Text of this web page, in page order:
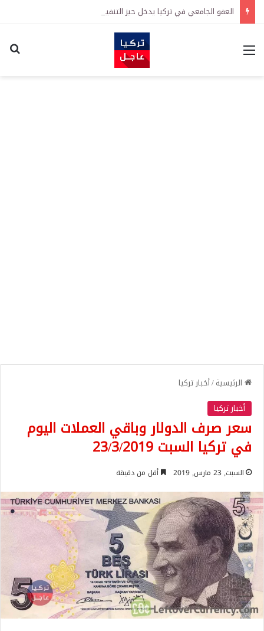
العفو الجامعي في تركيا يدخل حيز التنفيذ رسمياً
القائمة
الرئيسية/أخبار تركيا
أخبار تركيا
سعر صرف الدولار وباقي العملات اليوم
في تركيا السبت 23/3/2019
السبت, 23 مارس, 2019 أقل من دقيقة